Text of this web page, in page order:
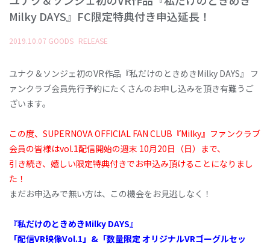
Milky DAYS』FC限定特典付き申込延長！
2019.10.07 GOODS RELEASE
ユナク＆ソンジェ初のVR作品『私だけのときめきMilky DAYS』 フ
ァンクラブ会員先行予約にたくさんのお申し込みを頂き有難うご
ざいます。
この度、SUPERNOVA OFFICIAL FAN CLUB『Milky』ファンクラブ
会員の皆様はvol.1配信開始の週末 10月20日（日）まで、
引き続き、嬉しい限定特典付きでお申込み頂けることになりまし
た！
まだお申込みで無い方は、この機会をお見逃しなく！
『私だけのときめきMilky DAYS』
「配信VR映像Vol.1」&「数量限定 オリジナルVRゴーグルセッ